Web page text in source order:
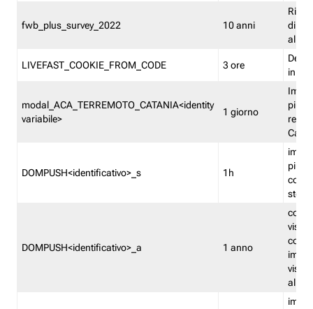
fwb_plus_survey_2022 10 anni
di
LIVEFAST_COOKIE_FROM_CODE 3 ore
in
modal_ACA_TERREMOTO_CATANIA<identity
variabile>
1 giorno
più
DOMPUSH<identificativo>_s 1h
più
DOMPUSH<identificativo>_a 1 anno